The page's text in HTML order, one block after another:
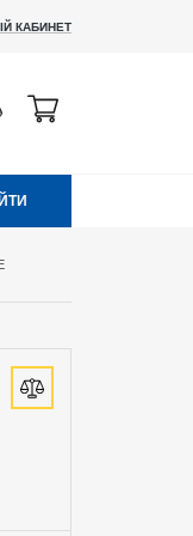
КАБИНЕТ